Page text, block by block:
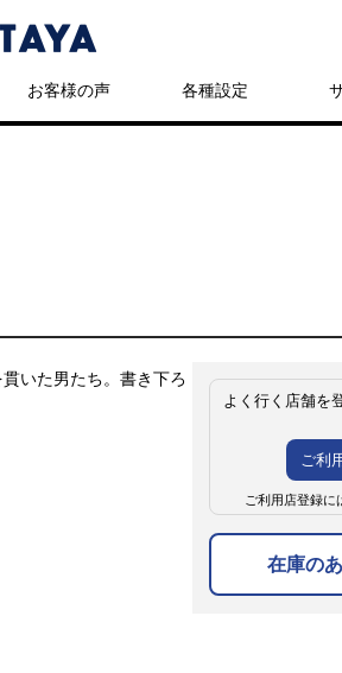
お客様の声 各種設定
いた男たち。書き下ろ
よく行く店舗を
ご利
ご利用店登録に
在庫の